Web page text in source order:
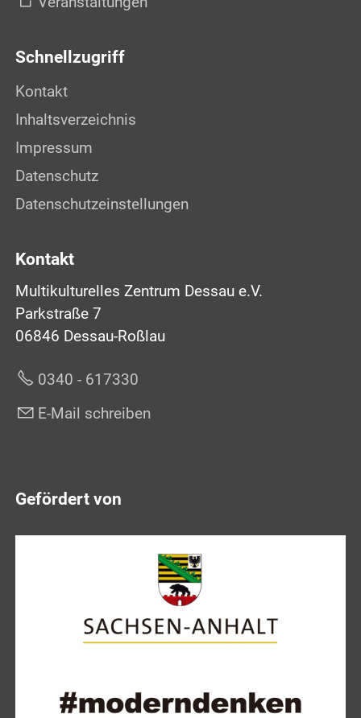
Schnellzugriff
Kontakt
Inhaltsverzeichnis
Impressum
Datenschutz
Datenschutzeinstellungen
Kontakt
Multikulturelles Zentrum Dessau e.V.
Parkstraße 7
06846 Dessau-Roßlau
0340 - 617330
E-Mail schreiben
Gefördert von